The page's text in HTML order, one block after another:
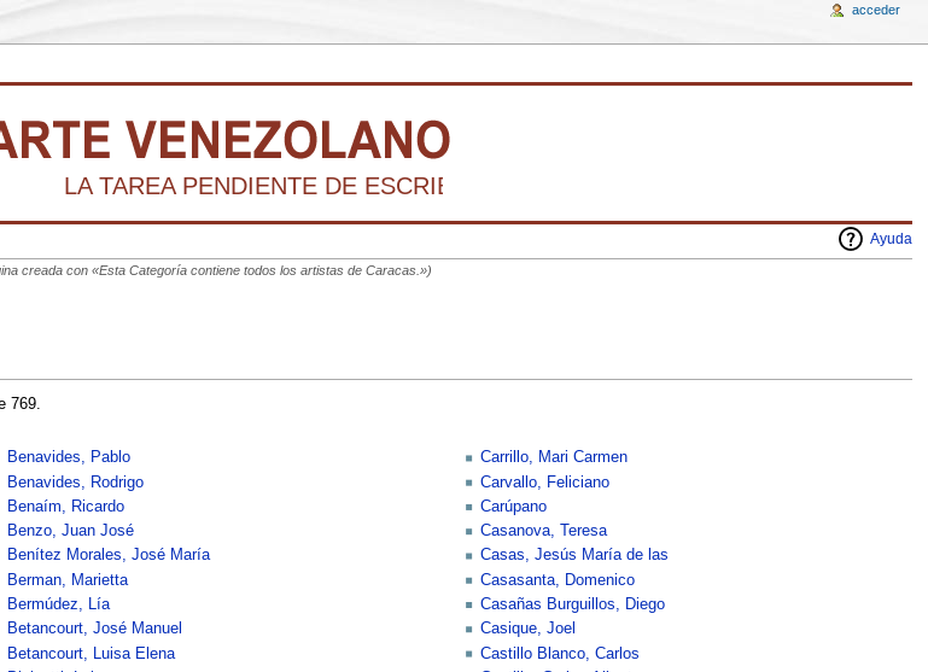
LA TAREA PENDIENTE DE ESCRIBIR LA HISTORIA DEL ARTE VENEZOLANO
Ayuda
creada con «Esta Categoría contiene todos los artistas de Caracas.»)
769.
Benavides, Pablo
Benavides, Rodrigo
Benaím, Ricardo
Benzo, Juan José
Benítez Morales, José María
Berman, Marietta
Bermúdez, Lía
Betancourt, José Manuel
Betancourt, Luisa Elena
Carrillo, Mari Carmen
Carvallo, Feliciano
Carúpano
Casanova, Teresa
Casas, Jesús María de las
Casasanta, Domenico
Casañas Burguillos, Diego
Casique, Joel
Castillo Blanco, Carlos
acceder